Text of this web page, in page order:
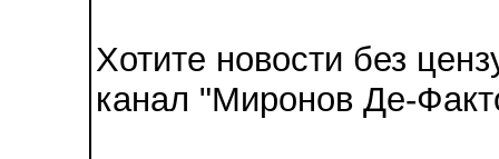
Хотите новости без
канал "Миронов Де-